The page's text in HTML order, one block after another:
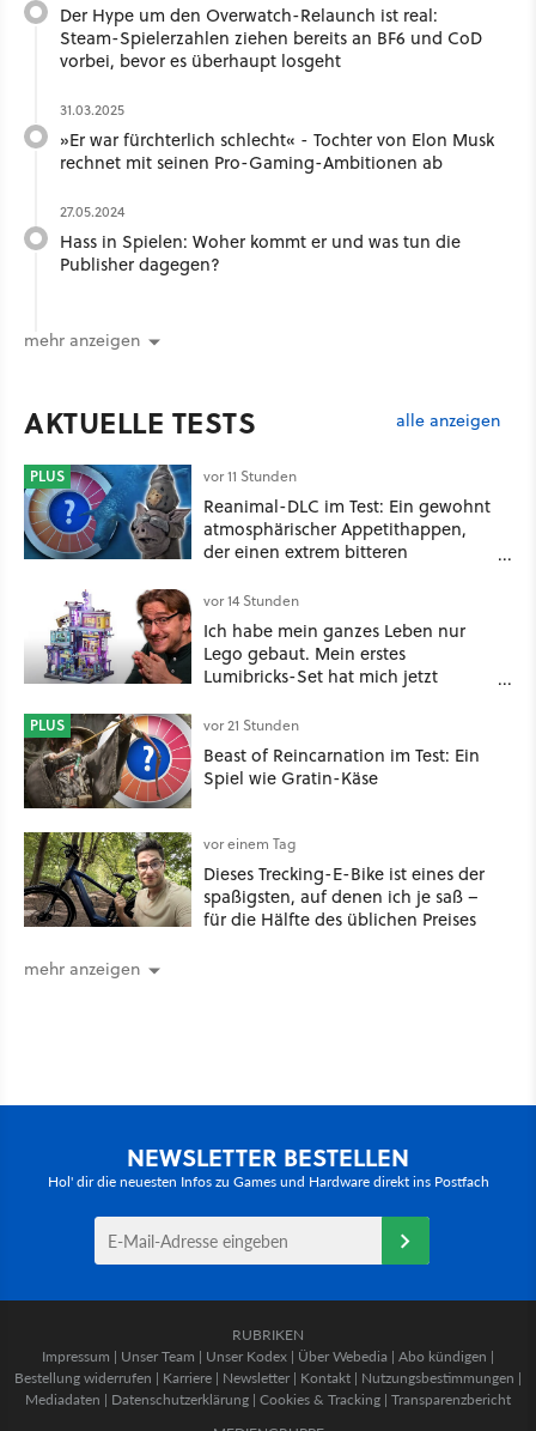
Der Hype um den Overwatch-Relaunch ist real:
Steam-Spielerzahlen ziehen bereits an BF6 und CoD
vorbei, bevor es überhaupt losgeht
31.03.2025
»Er war fürchterlich schlecht« - Tochter von Elon Musk
rechnet mit seinen Pro-Gaming-Ambitionen ab
27.05.2024
Hass in Spielen: Woher kommt er und was tun die
Publisher dagegen?
mehr anzeigen
AKTUELLE TESTS alle anzeigen
PLUS vor 11 Stunden
Reanimal-DLC im Test: Ein gewohnt
atmosphärischer Appetithappen,
der einen extrem bitteren
vor 14 Stunden
Ich habe mein ganzes Leben nur
Lego gebaut. Mein erstes
Lumibricks-Set hat mich jetzt
Stack im Test
PLUS vor 21 Stunden
Beast of Reincarnation im Test: Ein
Spiel wie Gratin-Käse
vor einem Tag
Dieses Trecking-E-Bike ist eines der
spaßigsten, auf denen ich je saß –
für die Hälfte des üblichen Preises
mehr anzeigen
NEWSLETTER BESTELLEN
Hol' dir die neuesten Infos zu Games und Hardware direkt ins Postfach
RUBRIKEN
Impressum | Unser Team | Unser Kodex | Über Webedia | Abo kündigen |
Bestellung widerrufen | Karriere | Newsletter | Kontakt | Nutzungsbestimmungen |
Mediadaten | Datenschutzerklärung | Cookies & Tracking | Transparenzbericht